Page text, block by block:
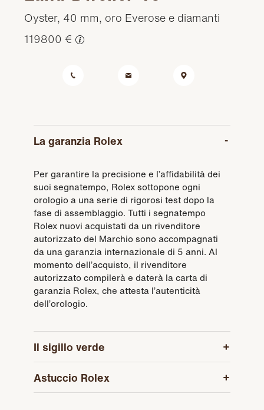
Oyster, 40 mm, oro Everose e diamanti
119800 €
La garanzia Rolex
Per garantire la precisione e l’affidabilità dei
suoi segnatempo, Rolex sottopone ogni
orologio a una serie di rigorosi test dopo la
fase di assemblaggio. Tutti i segnatempo
Rolex nuovi acquistati da un rivenditore
autorizzato del Marchio sono accompagnati
da una garanzia internazionale di 5 anni. Al
momento dell’acquisto, il rivenditore
autorizzato compilerà e daterà la carta di
garanzia Rolex, che attesta l’autenticità
dell’orologio.
Il sigillo verde
Astuccio Rolex